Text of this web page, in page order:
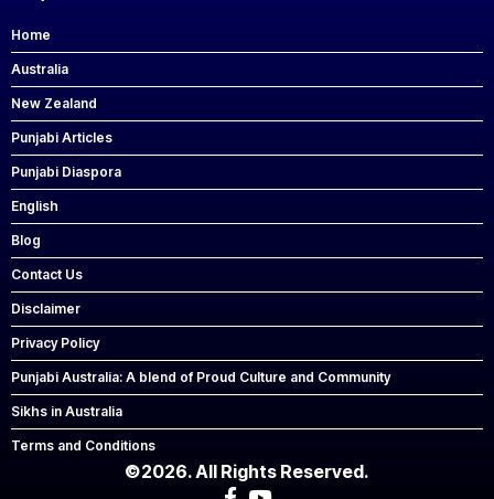
Home
Australia
New Zealand
Punjabi Articles
Punjabi Diaspora
English
Blog
Contact Us
Disclaimer
Privacy Policy
Punjabi Australia: A blend of Proud Culture and Community
Sikhs in Australia
Terms and Conditions
©2026. All Rights Reserved.